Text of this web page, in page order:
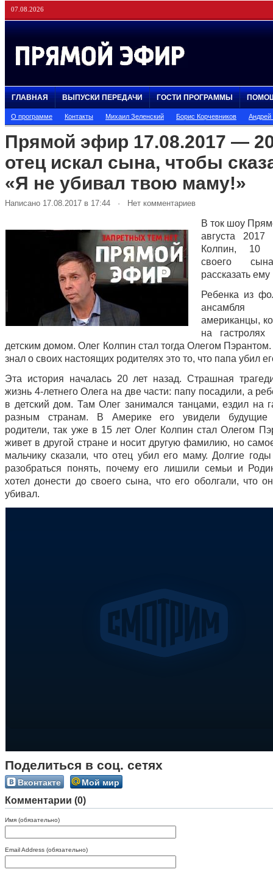
07.08.2026
ГЛАВНАЯ ВЫПУСКИ ПЕРЕДАЧИ ГОСТИ ПРОГРАММЫ
О программе Контакты Михаил Зеленский Борис Корчевников
Прямой эфир 17.08.2017 —
отец искал сына, чтобы
«Я не убивал твою маму!»
Написано 17.08.2017 в 17:44 · Нет комментариев
В ток шоу
августа 2017
Колпин, 10
своего
рассказать ему
Ребенка из
ансамбля
американцы,
на
детским домом. Олег Колпин стал тогда Олегом Пэрантом.
знал о своих настоящих родителях это то, что папа убил
Эта история началась 20 лет назад. Страшная
жизнь 4-летнего Олега на две части: папу посадили, а
в детский дом. Там Олег занимался танцами, ездил на
разным странам. В Америке его увидели будущие
родители, так уже в 15 лет Олег Колпин стал Олегом
живет в другой стране и носит другую фамилию, но
мальчику сказали, что отец убил его маму. Долгие
разобраться понять, почему его лишили семьи и
хотел донести до своего сына, что его оболгали, что
убивал.
Поделиться в соц. сетях
Вконтакте Мой мир
Комментарии (0)
Имя (обязательно)
Email Address (обязательно)